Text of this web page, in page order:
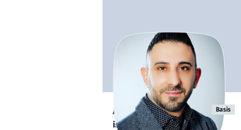
Andrea Caruso Basis
ist offen für Projekte. 🔎